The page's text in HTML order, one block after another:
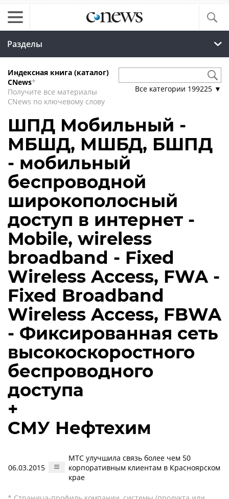
Разделы
Индексная книга (каталог)
CNews*
Получите все материалы
CNews по ключевому слову
Все категории 199225 ▼
ШПД Мобильный -
МБШД, МШБД, БШПД
- мобильный
беспроводной
широкополосный
доступ в интернет -
Mobile, wireless
broadband - Fixed
Wireless Access, FWA -
Fixed Broadband
Wireless Access, FBWA
- Фиксированная сеть
высокоскоростного
беспроводного
доступа
+
СМУ Нефтехим
06.03.2015
МТС улучшила связь более чем 50
корпоративным клиентам в Красноярском
крае